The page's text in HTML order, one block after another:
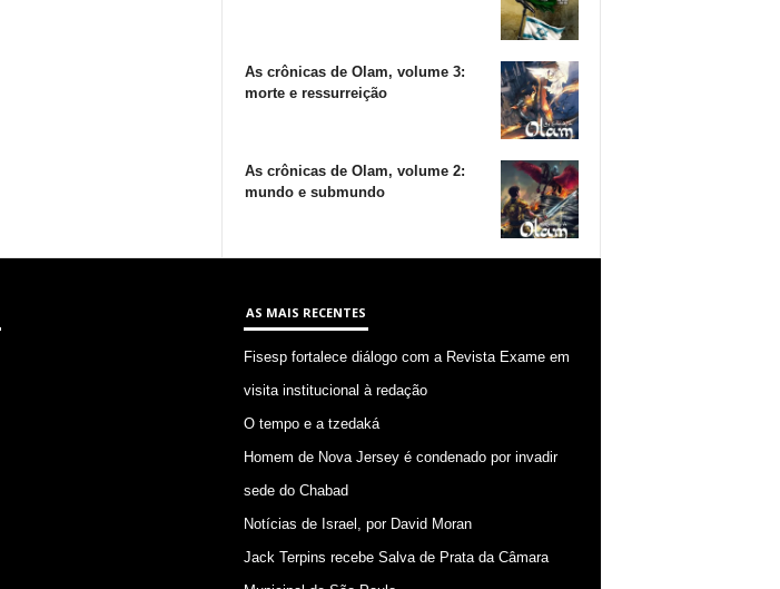
As crônicas de Olam, volume 3:
morte e ressurreição
As crônicas de Olam, volume 2:
mundo e submundo
AS MAIS RECENTES
Fisesp fortalece diálogo com a Revista Exame em
visita institucional à redação
O tempo e a tzedaká
Homem de Nova Jersey é condenado por invadir
sede do Chabad
Notícias de Israel, por David Moran
Jack Terpins recebe Salva de Prata da Câmara